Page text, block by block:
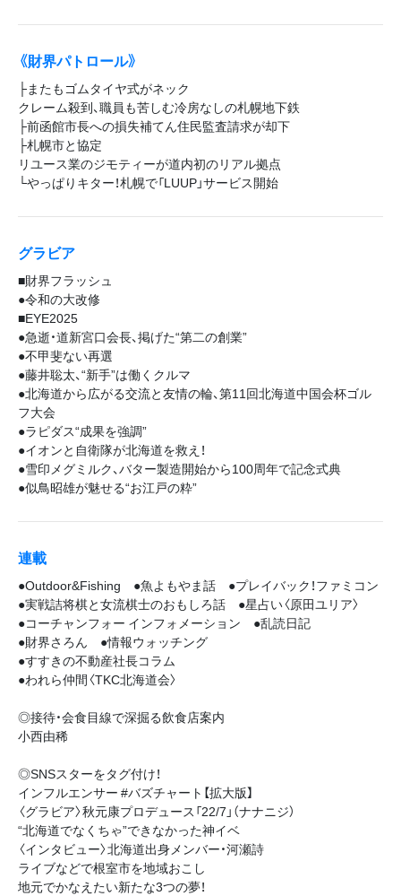
《財界パトロール》
├またもゴムタイヤ式がネック
クレーム殺到、職員も苦しむ冷房なしの札幌地下鉄
├前函館市長への損失補てん住民監査請求が却下
├札幌市と協定
リユース業のジモティーが道内初のリアル拠点
└やっぱりキター！札幌で「LUUP」サービス開始
グラビア
■財界フラッシュ
●令和の大改修
■EYE2025
●急逝・道新宮口会長、掲げた“第二の創業”
●不甲斐ない再選
●藤井聡太、“新手”は働くクルマ
●北海道から広がる交流と友情の輪、第11回北海道中国会杯ゴル
フ大会
●ラピダス“成果を強調”
●イオンと自衛隊が北海道を救え！
●雪印メグミルク、バター製造開始から100周年で記念式典
●似鳥昭雄が魅せる“お江戸の粋”
連載
●Outdoor&Fishing ●魚よもやま話 ●プレイバック！ファミコン
●実戦詰将棋と女流棋士のおもしろ話 ●星占い〈原田ユリア〉
●コーチャンフォー インフォメーション ●乱読日記
●財界さろん ●情報ウォッチング
●すすきの不動産社長コラム
●われら仲間〈TKC北海道会〉
◎接待・会食目線で深掘る飲食店案内
小西由稀
◎SNSスターをタグ付け！
インフルエンサー #バズチャート【拡大版】
〈グラビア〉秋元康プロデュース「22/7」（ナナニジ）
“北海道でなくちゃ”できなかった神イベ
〈インタビュー〉北海道出身メンバー・河瀬詩
ライブなどで根室市を地域おこし
地元でかなえたい新たな3つの夢！